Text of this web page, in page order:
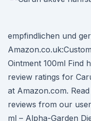
empfindlichen und
Ointment 100ml Find
review ratings for
at Amazon.com.
reviews from our
ml – Alpha-Garden